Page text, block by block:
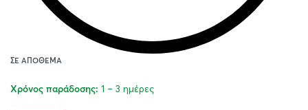
ΣΕ ΑΠΌΘΕΜΑ
Χρόνος παράδοσης: 1 – 3 ημέρες